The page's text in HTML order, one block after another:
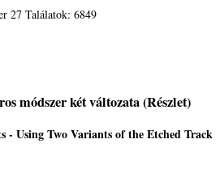
27 Találatok: 6849
módszer két változata (Részlet)
­- Using Two Variants of the Etched Track